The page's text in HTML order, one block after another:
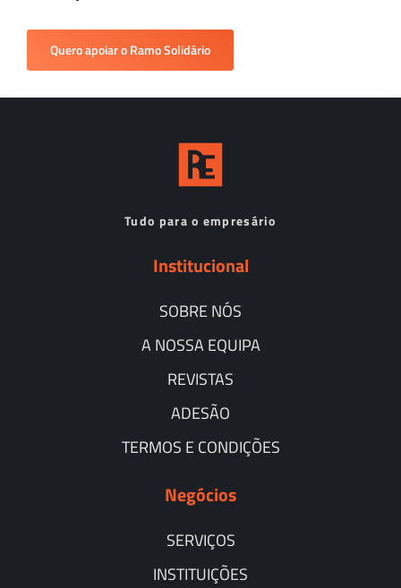
Quero apoiar o Ramo Solidário
Tudo para o empresário
Institucional
SOBRE NÓS
A NOSSA EQUIPA
REVISTAS
ADESÃO
TERMOS E CONDIÇÕES
Negócios
SERVIÇOS
INSTITUIÇÕES